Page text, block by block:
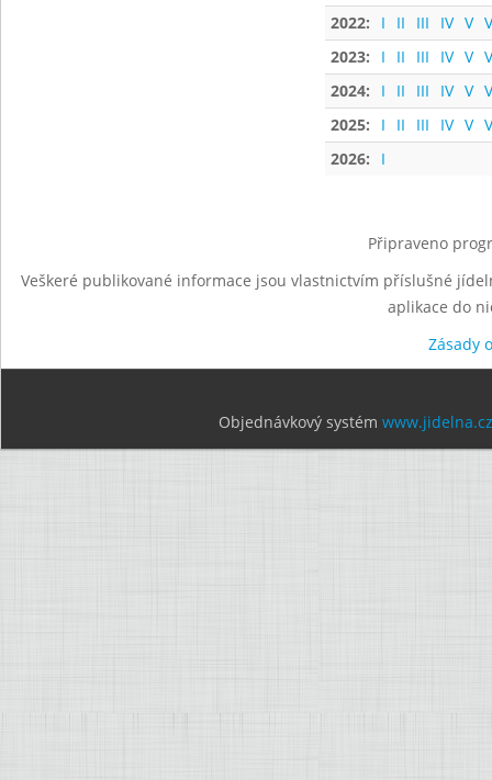
2022:
I II III IV V
2023:
I II III IV V
2024:
I II III IV V
2025:
I II III IV V
2026:
I
Připraveno
Veškeré publikované informace jsou vlastnictvím příslušné
aplikace do
Zásady
Objednávkový systém www.jidelna.cz